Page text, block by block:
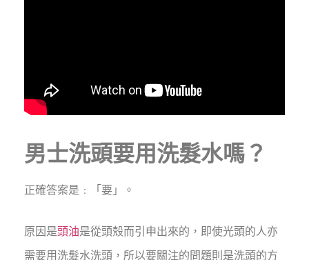
男士洗頭要用洗髮水嗎？
正確答案是﹕「要」。
原因是頭油是從頭殼而引申出來的，即使光頭的人亦
需要用洗髮水洗頭，所以要關注的問題則是洗頭的方